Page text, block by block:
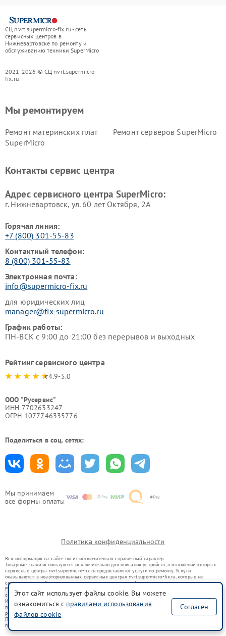
СЦ nvrt.supermicro-fix.ru - сеть
сервисных центров в
Нижневартовске по ремонту и
обслуживанию техники SuperMicro
2021-2026 © СЦ nvrt.supermicro-
fix.ru
Мы принимаем
все формы оплаты
Мы ремонтируем
Ремонт материнских плат
SuperMicro
Ремонт серверов SuperMicro
Контакты сервис центра
Адрес сервисного центра SuperMicro:
г. Нижневартовск, ул. 60 лет Октября, 2А
Горячая линия:
+7 (800) 301-55-83
Контактный телефон:
8 (800) 301-55-83
Электронная почта:
info@supermicro-fix.ru
для юридических лиц
manager@fix-supermicro.ru
График работы:
ПН-ВСК с 9:00 до 21:00 без перерывов и выходных
Рейтинг сервисного центра
4.9-5.0
ООО "Русервис"
ИНН 7702633247
ОГРН 1077746335776
Поделиться в соц. сетях:
Политика конфиденциальности
Вся информация на сайте носит исключительно справочный характер.
Товарные знаки используются исключительно для описания устройств, в отношении которых
сервисные центры nvrt.supermicro-fix.ru предоставляют услуги по ремонту. Услуги
оказываются в неавторизованных сервисных центрах nvrt.supermicro-fix.ru, которые не
связаны с правообладателями товарных знаков или их официальными представителями.
Ремонт осуществляется для устройств, уже введенных в гражданский оборот в соответствии
со статьей 1487 ГК РФ.
Использование товарных знаков не преследует цели индивидуализации услуг или введения
потребителей в заблуждение, а служит для информирования о предоставляемых услугах по
ремонту техники указанных брендов.
Представленная на сайте информация не является публичной офертой, определяемой
положениями Статьи 437(2) Гражданского кодекса РФ
Этот сайт использует файлы cookie. Вы можете
ознакомиться с правилами использования
файлов cookie
Согласен